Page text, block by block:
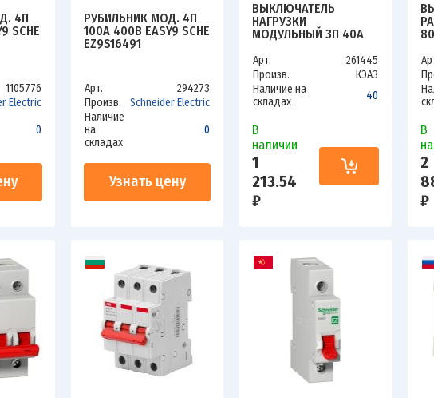
4П
SCHE
1105776
Electric
0
РУБИЛЬНИК МОД. 4П
100А 400В EASY9 SCHE
EZ9S16491
Арт.
294273
Произв.
Schneider Electric
Наличие
на
складах
0
Узнать цену
ВЫКЛЮЧАТЕЛЬ
НАГРУЗКИ
МОДУЛЬНЫЙ 3П 40А
КЭАЗ 103895
Арт.
261445
Произв.
КЭАЗ
Наличие на
складах
40
В
наличии
1
213.54
₽
В
2
₽